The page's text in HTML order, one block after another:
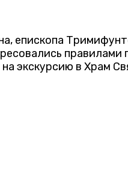
правилами
экскурсию в Храм